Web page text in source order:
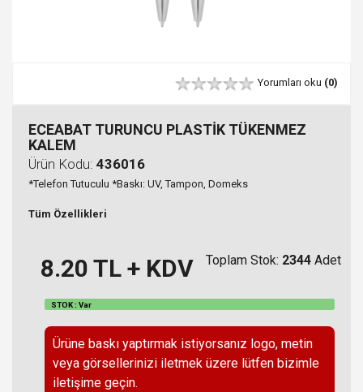
Yorumları oku (0)
ECEABAT TURUNCU PLASTİK TÜKENMEZ
KALEM
Ürün Kodu: 436016
*Telefon Tutuculu *Baskı: UV, Tampon, Domeks
Tüm Özellikleri
8.20 TL + KDV Toplam Stok: 2344 Adet
STOK : Var
Ürüne baskı yaptırmak istiyorsanız logo, metin
veya görsellerinizi iletmek üzere lütfen bizimle
iletişime geçin.